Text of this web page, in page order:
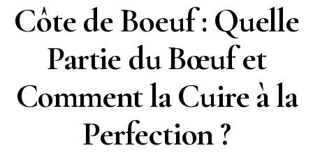
Côte de Boeuf : Quelle
Partie du Bœuf et
Comment la Cuire à la
Perfection ?